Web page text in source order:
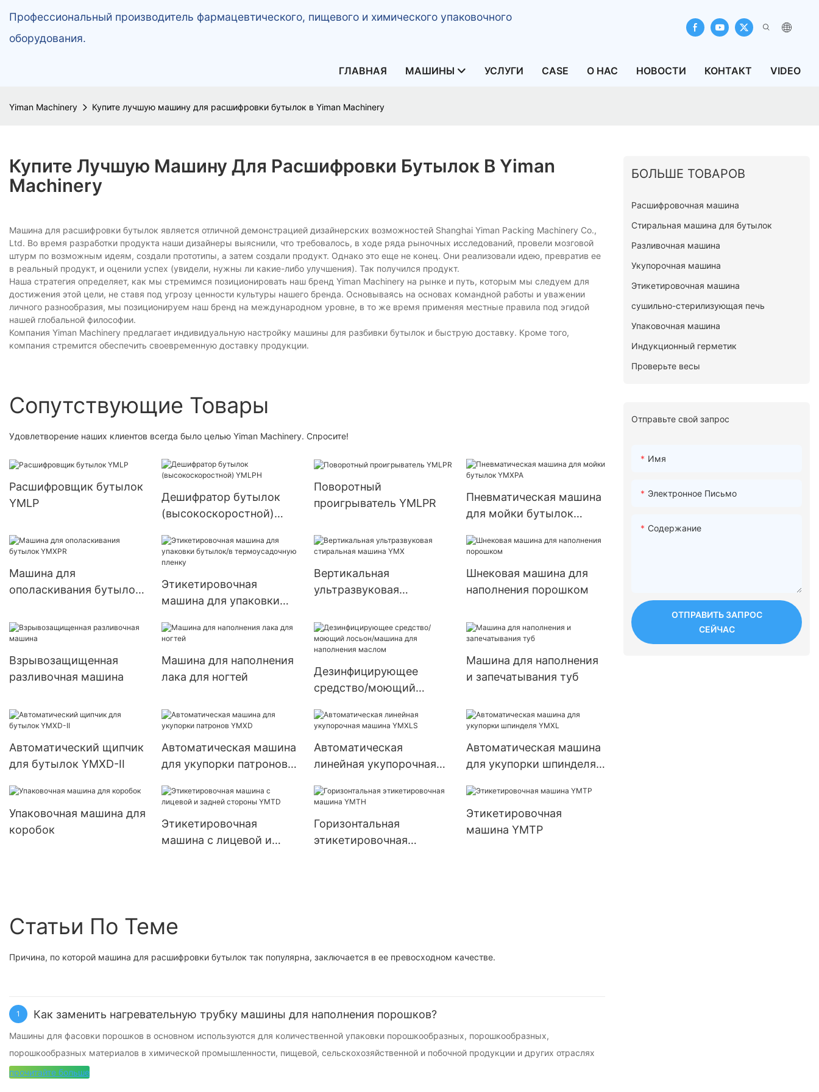
Профессиональный производитель фармацевтического, пищевого и химического упаковочного
оборудования.
ГЛАВНАЯ МАШИНЫ УСЛУГИ CASE О НАС НОВОСТИ КОНТАКТ VIDEO
Yiman Machinery Купите лучшую машину для расшифровки бутылок в Yiman Machinery
Купите Лучшую Машину Для Расшифровки Бутылок В Yiman
Machinery
Машина для расшифровки бутылок является отличной демонстрацией дизайнерских возможностей Shanghai Yiman Packing Machinery Co.,
Ltd. Во время разработки продукта наши дизайнеры выяснили, что требовалось, в ходе ряда рыночных исследований, провели мозговой
штурм по возможным идеям, создали прототипы, а затем создали продукт. Однако это еще не конец. Они реализовали идею, превратив ее
в реальный продукт, и оценили успех (увидели, нужны ли какие-либо улучшения). Так получился продукт.
Наша стратегия определяет, как мы стремимся позиционировать наш бренд Yiman Machinery на рынке и путь, которым мы следуем для
достижения этой цели, не ставя под угрозу ценности культуры нашего бренда. Основываясь на основах командной работы и уважении
личного разнообразия, мы позиционируем наш бренд на международном уровне, в то же время применяя местные правила под эгидой
нашей глобальной философии.
Компания Yiman Machinery предлагает индивидуальную настройку машины для разбивки бутылок и быструю доставку. Кроме того,
компания стремится обеспечить своевременную доставку продукции.
Сопутствующие Товары
Удовлетворение наших клиентов всегда было целью Yiman Machinery. Спросите!
Расшифровщик бутылок
YMLP
Дешифратор бутылок
(высокоскоростной)
Поворотный
проигрыватель YMLPR
Пневматическая машина
для мойки бутылок
Машина для
ополаскивания бутылок
Этикетировочная
машина для упаковки
термоусадочную пленку
Вертикальная
ультразвуковая
Шнековая машина для
наполнения порошком
Взрывозащищенная
разливочная машина
Машина для наполнения
лака для ногтей
Дезинфицирующее
средство/моющий
наполнения маслом
Машина для наполнения
и запечатывания туб
Автоматический щипчик
для бутылок YMXD-II
Автоматическая машина
для укупорки патронов
Автоматическая
линейная укупорочная
Автоматическая машина
для укупорки шпинделя
Упаковочная машина для
коробок
Этикетировочная
машина с лицевой и
Горизонтальная
этикетировочная
Этикетировочная
машина YMTP
Статьи По Теме
Причина, по которой машина для расшифровки бутылок так популярна, заключается в ее превосходном качестве.
1 Как заменить нагревательную трубку машины для наполнения порошков?
Машины для фасовки порошков в основном используются для количественной упаковки порошкообразных, порошкообразных,
порошкообразных материалов в химической промышленности, пищевой, сельскохозяйственной и побочной продукции и других отраслях
обрабатывающей промышленности; такие как: сухое молоко, крахмал, фармацевтические препараты, ветеринарные препараты,
прочитайте больше
БОЛЬШЕ ТОВАРОВ
Расшифровочная машина
Стиральная машина для бутылок
Разливочная машина
Укупорочная машина
Этикетировочная машина
сушильно-стерилизующая печь
Упаковочная машина
Индукционный герметик
Проверьте весы
Отправьте свой запрос
Имя
Электронное Письмо
Содержание
ОТПРАВИТЬ ЗАПРОС
СЕЙЧАС